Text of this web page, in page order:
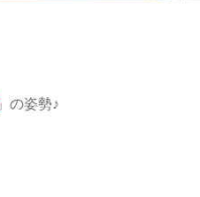
」の姿勢♪